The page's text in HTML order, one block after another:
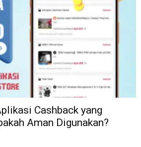
Cashback yang
Aman Digunakan?